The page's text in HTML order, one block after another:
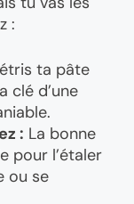
:
ta pâte
clé d’une
: La bonne
pour l’étaler
ou se